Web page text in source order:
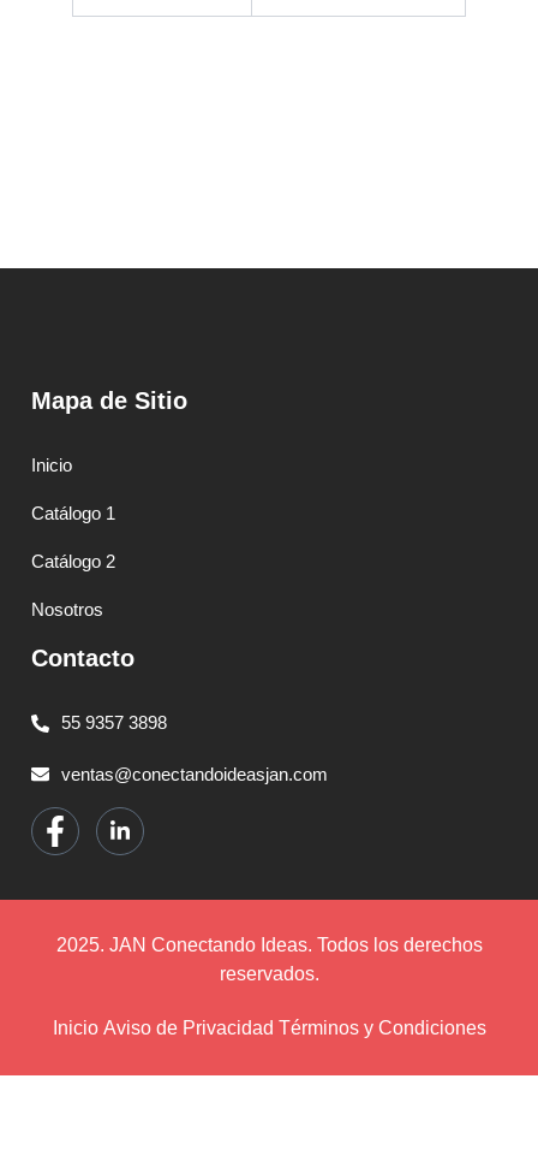
Mapa de Sitio
Inicio
Catálogo 1
Catálogo 2
Nosotros
Contacto
55 9357 3898
ventas@conectandoideasjan.com
2025. JAN Conectando Ideas. Todos los derechos
reservados.
Inicio Aviso de Privacidad Términos y Condiciones